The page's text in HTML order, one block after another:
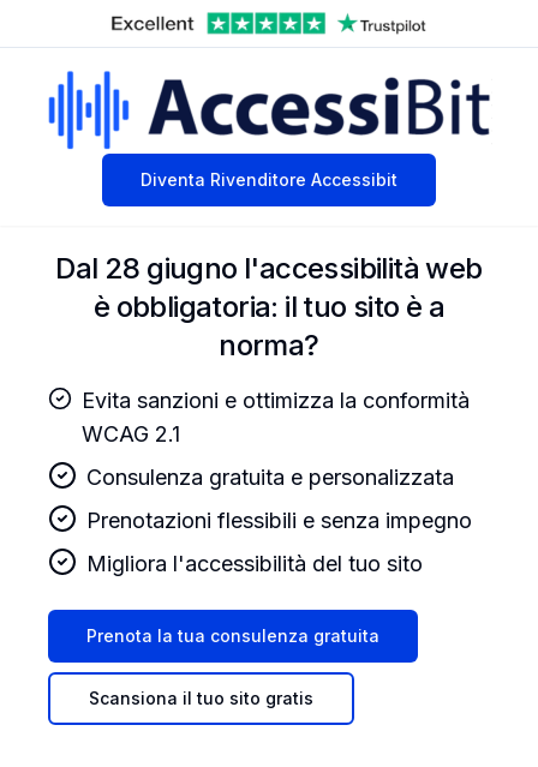
Diventa Rivenditore Accessibit
Dal 28 giugno l'accessibilità web
è obbligatoria: il tuo sito è a
norma?
Evita sanzioni e ottimizza la conformità
WCAG 2.1
Consulenza gratuita e personalizzata
Prenotazioni flessibili e senza impegno
Migliora l'accessibilità del tuo sito
Prenota la tua consulenza gratuita
Scansiona il tuo sito gratis